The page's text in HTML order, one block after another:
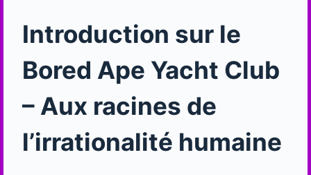
Introduction sur le
Bored Ape Yacht Club
– Aux racines de
l’irrationalité humaine